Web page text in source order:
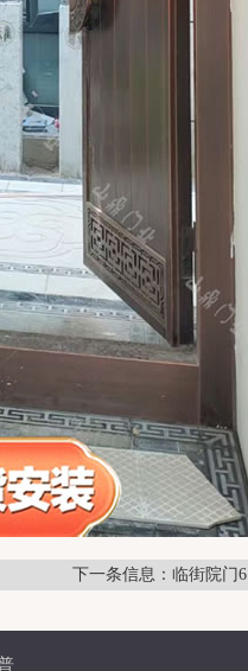
下一条信息：临街院门6